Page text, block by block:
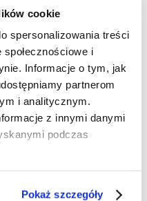
cookie
spersonalizowania treści
i
Informacje o tym, jak
partnerom
i analitycznym.
z innymi danymi
podczas
Pokaż szczegóły
w koszyku.
sklepu
RATY 0%
Dodaj do koszyka
VW Caddy III 3 2004-2015
Android 4GB